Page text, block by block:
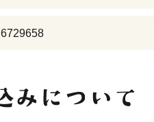
6729658